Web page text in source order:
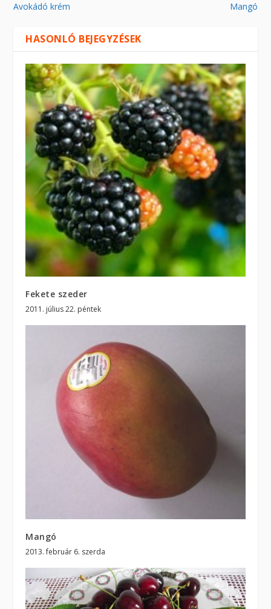
Avokádó krém Mangó
HASONLÓ BEJEGYZÉSEK
Fekete szeder
2011. július 22. péntek
Mangó
2013. február 6. szerda